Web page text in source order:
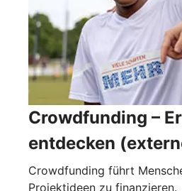
Crowdfunding –
entdecken
Crowdfunding führt
Projektideen zu finanzieren.